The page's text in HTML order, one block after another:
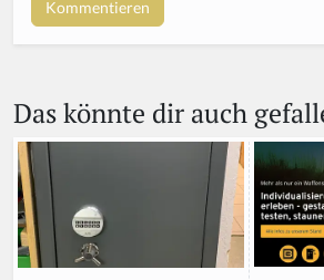
h
u
m
a
n,
ig
n
o
Das könnte dir auch